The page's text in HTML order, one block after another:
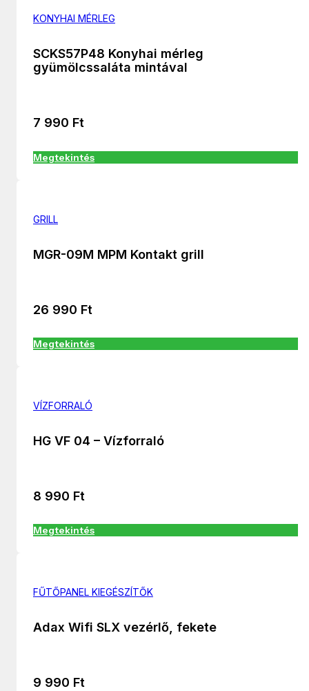
KONYHAI MÉRLEG
SCKS57P48 Konyhai mérleg
gyümölcssaláta mintával
7 990 Ft
Megtekintés
GRILL
MGR-09M MPM Kontakt grill
26 990 Ft
Megtekintés
VÍZFORRALÓ
HG VF 04 – Vízforraló
8 990 Ft
Megtekintés
FŰTŐPANEL KIEGÉSZÍTŐK
Adax Wifi SLX vezérlő, fekete
9 990 Ft